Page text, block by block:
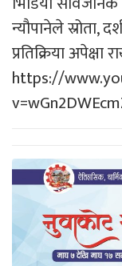
न्यौपानेले स्रोता,
प्रतिक्रिया अपेक्षा
https://